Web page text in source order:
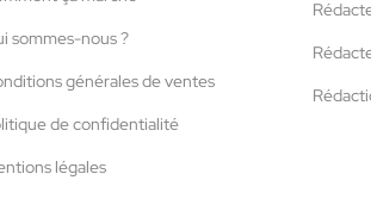
sommes-nous ?
générales de ventes
de confidentialité
légales